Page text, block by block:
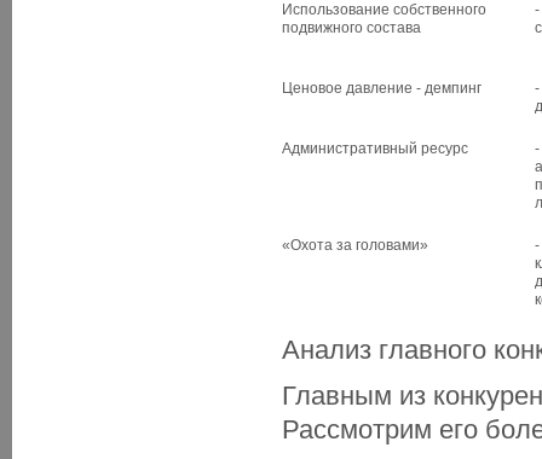
Использование собственного
подвижного состава
-
Ценовое давление - демпинг
Административный ресурс
-
«Охота за головами»
-
Анализ главного
Главным из
Рассмотрим его